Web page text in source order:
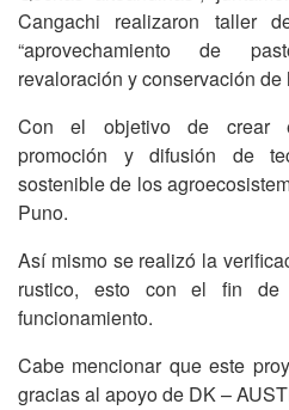
Cangachi realizaron taller
“aprovechamiento de
revaloración y conservación
Con el objetivo de crear
promoción y difusión de
sostenible de los
Puno.
Así mismo se realizó la
rustico, esto con el fin de
funcionamiento.
Cabe mencionar que este
gracias al apoyo de DK –